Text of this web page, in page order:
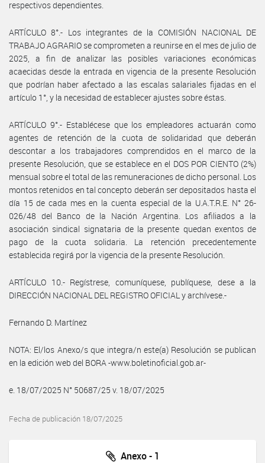
respectivos dependientes.
ARTÍCULO 8°.- Los integrantes de la COMISIÓN NACIONAL DE
TRABAJO AGRARIO se comprometen a reunirse en el mes de julio de
2025, a fin de analizar las posibles variaciones económicas
acaecidas desde la entrada en vigencia de la presente Resolución
que podrían haber afectado a las escalas salariales fijadas en el
artículo 1°, y la necesidad de establecer ajustes sobre éstas.
ARTÍCULO 9°.- Establécese que los empleadores actuarán como
agentes de retención de la cuota de solidaridad que deberán
descontar a los trabajadores comprendidos en el marco de la
presente Resolución, que se establece en el DOS POR CIENTO (2%)
mensual sobre el total de las remuneraciones de dicho personal. Los
montos retenidos en tal concepto deberán ser depositados hasta el
día 15 de cada mes en la cuenta especial de la U.A.T.R.E. N° 26-
026/48 del Banco de la Nación Argentina. Los afiliados a la
asociación sindical signataria de la presente quedan exentos de
pago de la cuota solidaria. La retención precedentemente
establecida regirá por la vigencia de la presente Resolución.
ARTÍCULO 10.- Regístrese, comuníquese, publíquese, dese a la
DIRECCIÓN NACIONAL DEL REGISTRO OFICIAL y archívese.-
Fernando D. Martínez
NOTA: El/los Anexo/s que integra/n este(a) Resolución se publican
en la edición web del BORA -www.boletinoficial.gob.ar-
e. 18/07/2025 N° 50687/25 v. 18/07/2025
Fecha de publicación 18/07/2025
Anexo - 1